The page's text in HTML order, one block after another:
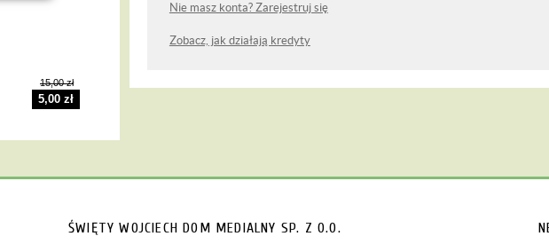
15,00 zł
5,00 zł
Nie masz konta? Zarejestruj się
Zobacz, jak działają kredyty
ŚWIĘTY WOJCIECH DOM MEDIALNY SP. Z O.O.